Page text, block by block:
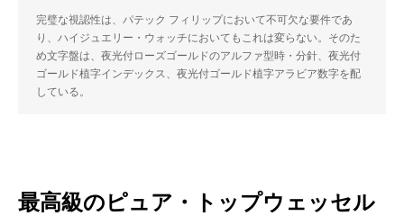
完璧な視認性は、パテック フィリップにおいて不可欠な要件であ
り、ハイジュエリー・ウォッチにおいてもこれは変らない。そのた
め文字盤は、夜光付ローズゴールドのアルファ型時・分針、夜光付
ゴールド植字インデックス、夜光付ゴールド植字アラビア数字を配
している。
最高級のピュア・トップウェッセル